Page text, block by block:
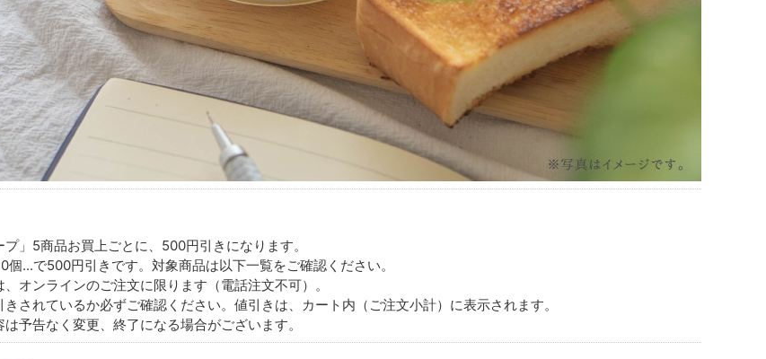
プ」5商品お買上ごとに、500円引きになります。
...で500円引きです。対象商品は以下一覧をご確認ください。
、オンラインのご注文に限ります（電話注文不可）。
きされているか必ずご確認ください。値引きは、カート内（ご注文小計）に表示されます。
は予告なく変更、終了になる場合がございます。